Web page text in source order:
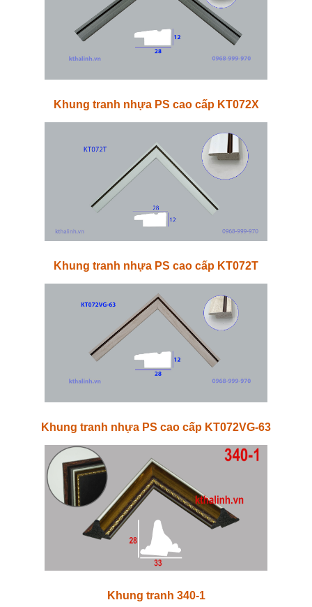
Khung tranh nhựa PS cao cấp KT072X
Khung tranh nhựa PS cao cấp KT072T
Khung tranh nhựa PS cao cấp KT072VG-63
Khung tranh 340-1